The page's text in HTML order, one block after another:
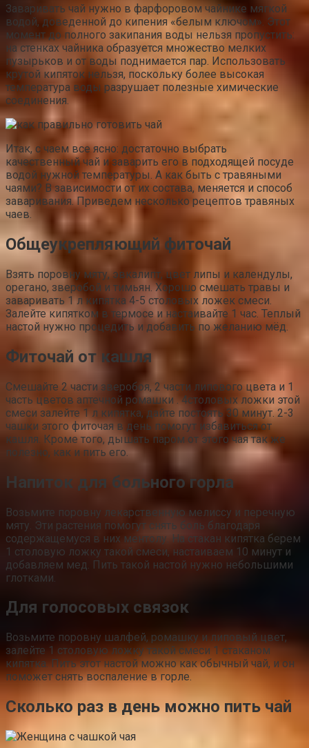
Заваривать чай нужно в фарфоровом чайнике мягкой
водой, доведенной до кипения «белым ключом». Этот
момент до полного закипания воды нельзя пропустить:
на стенках чайника образуется множество мелких
пузырьков и от воды поднимается пар. Использовать
крутой кипяток нельзя, поскольку более высокая
температура воды разрушает полезные химические
соединения.
Итак, с чаем все ясно: достаточно выбрать
качественный чай и заварить его в подходящей посуде
водой нужной температуры. А как быть с травяными
чаями? В зависимости от их состава, меняется и способ
заваривания. Приведем несколько рецептов травяных
чаев.
Общеукрепляющий фиточай
Взять поровну мяту, эвкалипт, цвет липы и календулы,
орегано, зверобой и тимьян. Хорошо смешать травы и
заваривать 1 л кипятка 4-5 столовых ложек смеси.
Залейте кипятком в термосе и настаивайте 1 час. Теплый
настой нужно процедить и добавить по желанию мёд.
Фиточай от кашля
Смешайте 2 части зверобоя, 2 части липового цвета и 1
часть цветов аптечной ромашки . 4столовых ложки этой
смеси залейте 1 л кипятка, дайте постоять 30 минут. 2-3
чашки этого фиточая в день помогут избавиться от
кашля. Кроме того, дышать паром от этого чая так же
полезно, как и пить его.
Напиток для больного горла
Возьмите поровну лекарственную мелиссу и перечную
мяту. Эти растения помогут снять боль благодаря
содержащемуся в них ментолу. На стакан кипятка берем
1 столовую ложку такой смеси, настаиваем 10 минут и
добавляем мед. Пить такой настой нужно небольшими
глотками.
Для голосовых связок
Возьмите поровну шалфей, ромашку и липовый цвет,
залейте 1 столовую ложку такой смеси 1 стаканом
кипятка. Пить этот настой можно как обычный чай, и он
поможет снять воспаление в горле.
Сколько раз в день можно пить чай